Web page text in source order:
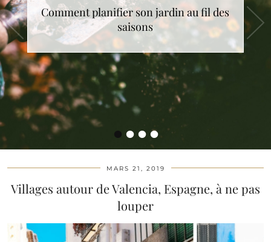
••••
Comment planifier son jardin au fil des
saisons
MARS 21, 2019
Villages autour de Valencia, Espagne, à ne pas
louper